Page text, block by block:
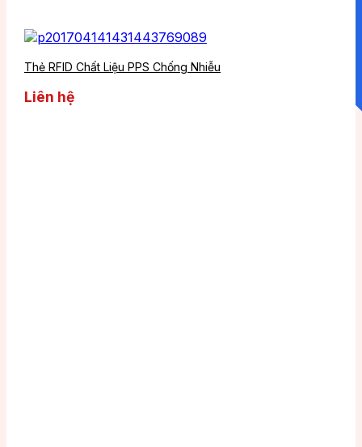
Thẻ RFID Chất Liệu PPS Chống Nhiễu
Liên hệ